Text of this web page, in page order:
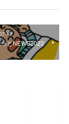
とNEWS2022